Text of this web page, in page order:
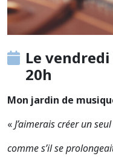
Le
20h
Mon jardin de
«J’aimerais créer un
comme s’il se